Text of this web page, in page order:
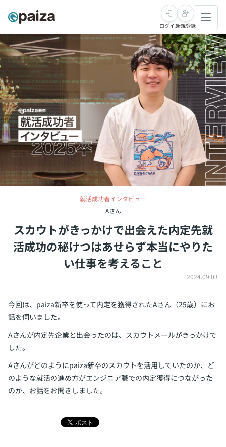
転職・キャリア
求人検索
インタビュー
転職成功ガイド
転職エージェント
未経験転職
求人検索
インタビュー
転職成功ガイド
新卒就活
求人検索
本選考
インターン
イベント・セミナー
学習
講座一覧
問題集
ナレッジ
リファレンス
プラン
個人向けプラン
法人向けプラン
スキルチェック
プログラミング言語
評価結果一覧
再チャレンジ結果一覧
ゲーム・マンガ
paiza times
ログイン新規登録
就活成功者インタビュー
Aさん
スカウトがきっかけで出会えた内定先就
活成功の秘けつはあせらず本当にやりた
い仕事を考えること
2024.09.03
今回は、paiza新卒を使って内定を獲得されたAさん（25歳）にお
話を伺いました。
Aさんが内定先企業と出会ったのは、スカウトメールがきっかけで
した。
Aさんがどのようにpaiza新卒のスカウトを活用していたのか、ど
のような就活の進め方がエンジニア職での内定獲得につながった
のか、お話をお聞きしました。